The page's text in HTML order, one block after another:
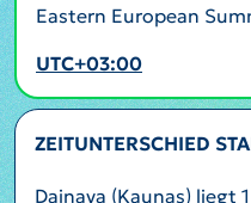
Eastern European
UTC+03:00
ZEITUNTERSCHIED
Dainava (Kaunas) liegt